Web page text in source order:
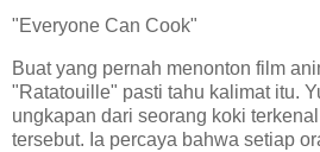
"Everyone Can Cook"
Buat yang pernah menonton film
"Ratatouille" pasti tahu kalimat itu.
ungkapan dari seorang koki
tersebut. Ia percaya bahwa setiap